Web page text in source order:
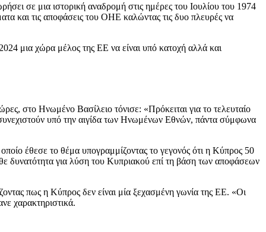
σε μια ιστορική αναδρομή στις ημέρες του Ιουλίου του 1974
και τις αποφάσεις του ΟΗΕ καλώντας τις δυο πλευρές να
μια χώρα μέλος της ΕΕ να είναι υπό κατοχή αλλά και
στο Ηνωμένο Βασίλειο τόνισε: «Πρόκειται για το τελευταίο
συνεχιστούν υπό την αιγίδα των Ηνωμένων Εθνών, πάντα σύμφωνα
έθεσε το θέμα υπογραμμίζοντας το γεγονός ότι η Κύπρος 50
δυνατότητα για λύση του Κυπριακού επί τη βάση των αποφάσεων
πως η Kύπρος δεν είναι μία ξεχασμένη γωνία της ΕΕ. «Οι
χαρακτηριστικά.